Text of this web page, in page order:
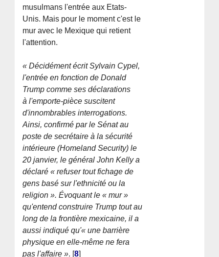
musulmans l'entrée aux Etats-
Unis. Mais pour le moment c'est le
mur avec le Mexique qui retient
l'attention.
« Décidément écrit Sylvain Cypel,
l'entrée en fonction de Donald
Trump comme ses déclarations
à l'emporte-pièce suscitent
d'innombrables interrogations.
Ainsi, confirmé par le Sénat au
poste de secrétaire à la sécurité
intérieure (Homeland Security) le
20 janvier, le général John Kelly a
déclaré « refuser tout fichage de
gens basé sur l'ethnicité ou la
religion ». Évoquant le « mur »
qu'entend construire Trump tout au
long de la frontière mexicaine, il a
aussi indiqué qu'« une barrière
physique en elle-même ne fera
pas l'affaire ». [8]